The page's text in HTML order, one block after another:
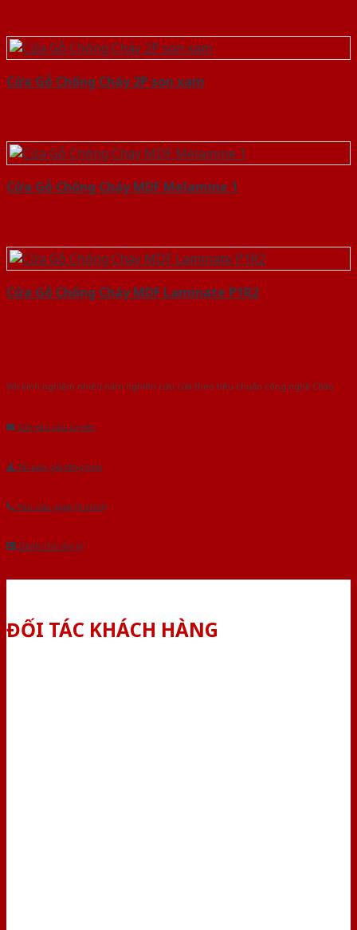
Cửa Gỗ Chống Cháy 2P son xam
Cửa Gỗ Chống Cháy MDF Melamine 1
Cửa Gỗ Chống Cháy MDF Laminate P1R2
Với kinh nghiệm nhiêu năm nghiên cứu cửa theo tiêu chuẩn công nghệ Châu
Gửi yêu cầu tư vấn
Tải báo giá tổng hợp
Yêu cầu gọi lại (3 phút)
Dành cho đại lý
ĐỐI TÁC KHÁCH HÀNG